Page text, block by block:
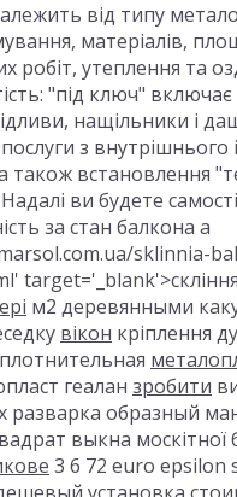
від типу
матеріалів,
робіт, утеплення та
"під ключ"
нащільники і
з внутрішнього
також встановлення
ви будете
за стан балкона a
sklinnia-
м2 деревянными
вікон кріплення
геалан зробити
разварка образный
выкна москітної
3 6 72 euro epsilon